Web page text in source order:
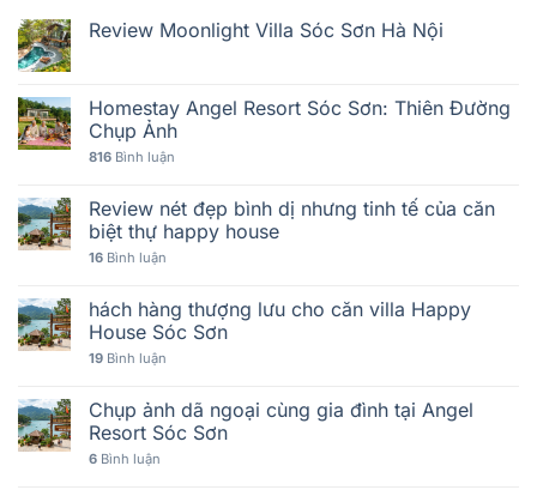
Review Moonlight Villa Sóc Sơn Hà Nội
Homestay Angel Resort Sóc Sơn: Thiên Đường
Chụp Ảnh
816 Bình luận
Review nét đẹp bình dị nhưng tinh tế của căn
biệt thự happy house
16 Bình luận
hách hàng thượng lưu cho căn villa Happy
House Sóc Sơn
19 Bình luận
Chụp ảnh dã ngoại cùng gia đình tại Angel
Resort Sóc Sơn
6 Bình luận